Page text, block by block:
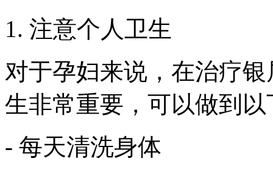
1. 注意个人卫生
对于孕妇来说，在治疗
生非常重要，可以做到
- 每天清洗身体